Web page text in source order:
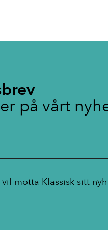
på vårt
Ja, jeg vil motta Klassisk